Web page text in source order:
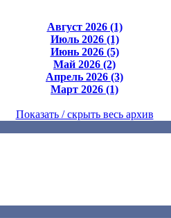
Август 2026 (1)
Июль 2026 (1)
Июнь 2026 (5)
Май 2026 (2)
Апрель 2026 (3)
Март 2026 (1)
Показать / скрыть весь архив